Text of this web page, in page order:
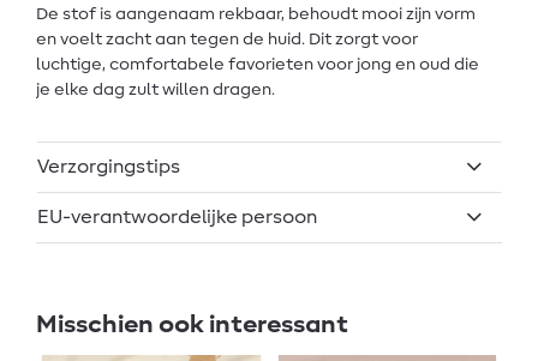
De stof is aangenaam rekbaar, behoudt mooi zijn vorm
en voelt zacht aan tegen de huid. Dit zorgt voor
luchtige, comfortabele favorieten voor jong en oud die
je elke dag zult willen dragen.
Verzorgingstips
EU-verantwoordelijke persoon
Misschien ook interessant